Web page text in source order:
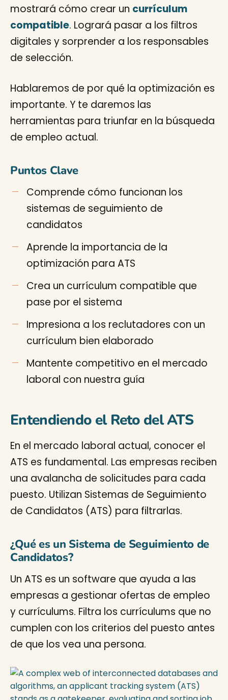
mostrará cómo crear un currículum
compatible. Logrará pasar a los filtros
digitales y sorprender a los responsables
de selección.
Hablaremos de por qué la optimización es
importante. Y te daremos las
herramientas para triunfar en la búsqueda
de empleo actual.
Puntos Clave
Comprende cómo funcionan los
sistemas de seguimiento de
candidatos
Aprende la importancia de la
optimización para ATS
Crea un currículum compatible que
pase por el sistema
Impresiona a los reclutadores con un
currículum bien elaborado
Mantente competitivo en el mercado
laboral con nuestra guía
Entendiendo el Reto del ATS
En el mercado laboral actual, conocer el
ATS es fundamental. Las empresas reciben
una avalancha de solicitudes para cada
puesto. Utilizan Sistemas de Seguimiento
de Candidatos (ATS) para filtrarlas.
¿Qué es un Sistema de Seguimiento de
Candidatos?
Un ATS es un software que ayuda a las
empresas a gestionar ofertas de empleo
y currículums. Filtra los currículums que no
cumplen con los criterios del puesto antes
de que los vea una persona.